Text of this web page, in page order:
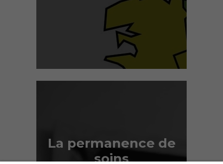
La permanence de
soins